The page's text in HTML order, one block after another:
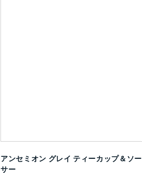
アンセミオン グレイ ティーカップ＆ソー
サー